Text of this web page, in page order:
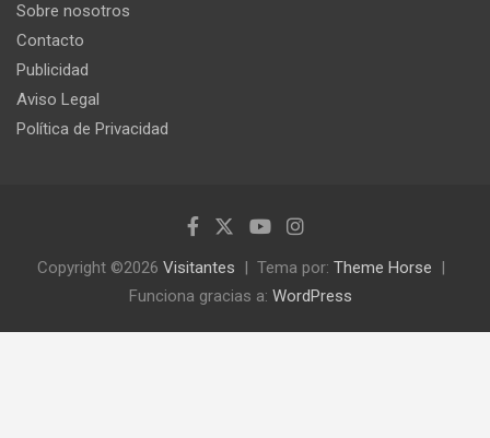
Sobre nosotros
Contacto
Publicidad
Aviso Legal
Política de Privacidad
Copyright ©2026 Visitantes Tema por: Theme Horse
Funciona gracias a: WordPress